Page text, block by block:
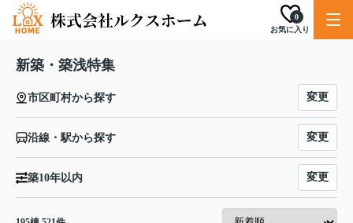
お気に入り
0
新築・築浅特集
市区町村から探す 変更
沿線・駅から探す 変更
築10年以内 変更